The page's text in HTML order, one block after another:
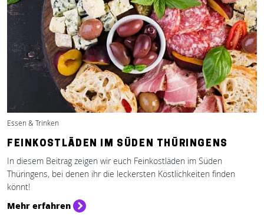
Essen & Trinken
FEINKOSTLÄDEN IM SÜDEN THÜRINGENS
In diesem Beitrag zeigen wir euch Feinkostläden im Süden
Thüringens, bei denen ihr die leckersten Köstlichkeiten finden
könnt!
Mehr erfahren